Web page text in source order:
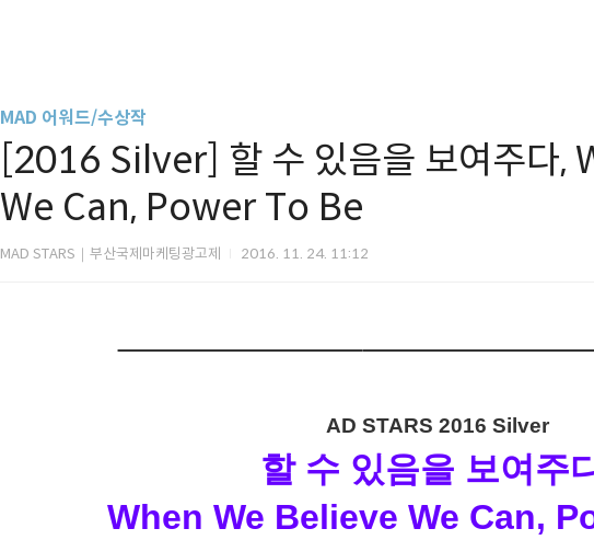
MAD 어워드/수상작
[2016 Silver] 할 수 있음을 보여주다
We Can, Power To Be
MAD STARS｜부산국제마케팅광고제 2016. 11. 24. 11:12
AD STARS 2016 Silver
할 수 있음을 보여주
When We Believe We Can,